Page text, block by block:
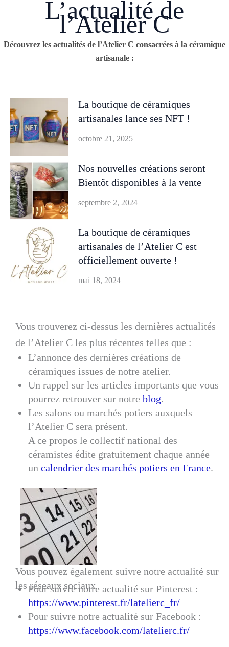
L’actualité de
l’Atelier C
Découvrez les actualités de l’Atelier C consacrées à la céramique
artisanale :
La boutique de céramiques
artisanales lance ses NFT !
octobre 21, 2025
Nos nouvelles créations seront
Bientôt disponibles à la vente
septembre 2, 2024
La boutique de céramiques
artisanales de l’Atelier C est
officiellement ouverte !
mai 18, 2024
Vous trouverez ci-dessus les dernières actualités
de l’Atelier C les plus récentes telles que :
L’annonce des dernières créations de
céramiques issues de notre atelier.
Un rappel sur les articles importants que vous
pourrez retrouver sur notre blog.
Les salons ou marchés potiers auxquels
l’Atelier C sera présent.
A ce propos le collectif national des
céramistes édite gratuitement chaque année
un calendrier des marchés potiers en France.
Vous pouvez également suivre notre actualité sur
les réseaux sociaux
Pour suivre notre actualité sur Pinterest :
https://www.pinterest.fr/latelierc_fr/
Pour suivre notre actualité sur Facebook :
https://www.facebook.com/latelierc.fr/